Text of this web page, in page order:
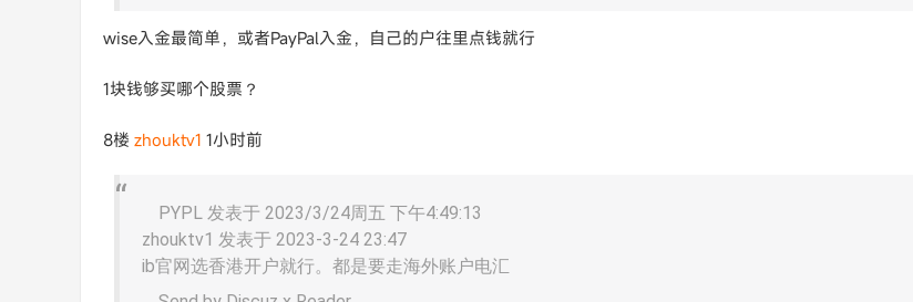
wise入金最简单，或者PayPal入金，自己的户往里点钱就行
1块钱够买哪个股票？
8楼 zhouktv1 1小时前
PYPL 发表于 2023/3/24周五 下午4:49:13
zhouktv1 发表于 2023-3-24 23:47
ib官网选香港开户就行。都是要走海外账户电汇